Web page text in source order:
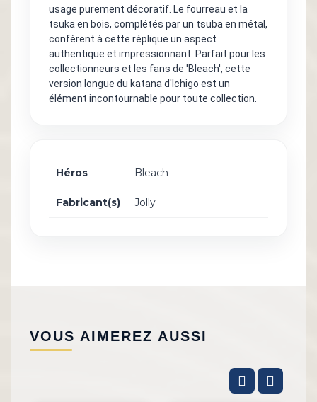
usage purement décoratif. Le fourreau et la
tsuka en bois, complétés par un tsuba en métal,
confèrent à cette réplique un aspect
authentique et impressionnant. Parfait pour les
collectionneurs et les fans de 'Bleach', cette
version longue du katana d'Ichigo est un
élément incontournable pour toute collection.
Héros Bleach
Fabricant(s) Jolly
VOUS AIMEREZ AUSSI